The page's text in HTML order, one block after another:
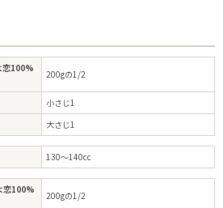
恋100%
200gの1/2
小さじ1
大さじ1
130～140cc
恋100%
200gの1/2